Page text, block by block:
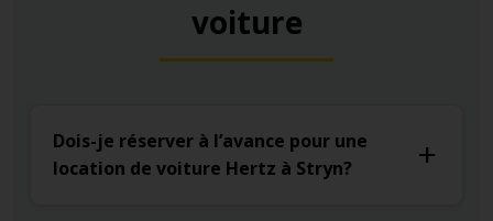
voiture
Dois-je réserver à l’avance pour une
location de voiture Hertz à Stryn?